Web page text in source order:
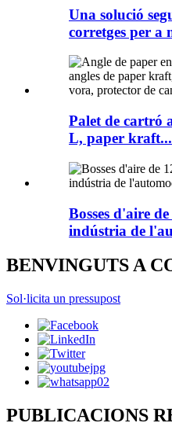
Una solució
corretges per a
Palet de cartró
L, paper kraft...
Bosses d'aire
indústria de
BENVINGUTS A
Sol·licita un pressupost
PUBLICACIONS